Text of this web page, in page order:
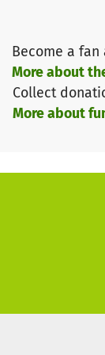
ist aus dem
und
gemeinsam
sind
Become a
More about
Collect
More about